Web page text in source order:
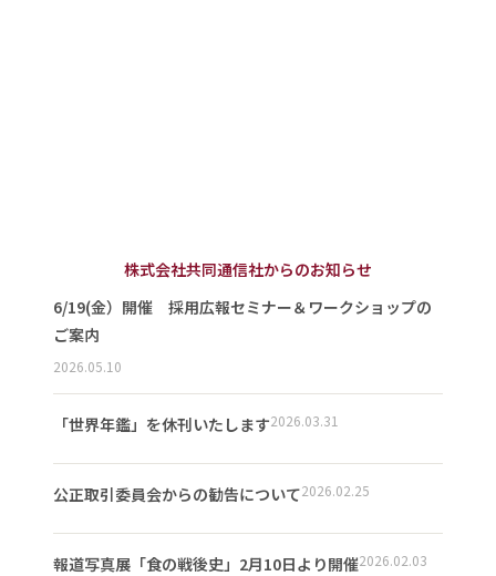
株式会社共同通信社からのお知らせ
6/19(金）開催 採用広報セミナー＆ワークショップの
ご案内
2026.05.10
「世界年鑑」を休刊いたします2026.03.31
公正取引委員会からの勧告について2026.02.25
報道写真展「食の戦後史」2月10日より開催2026.02.03